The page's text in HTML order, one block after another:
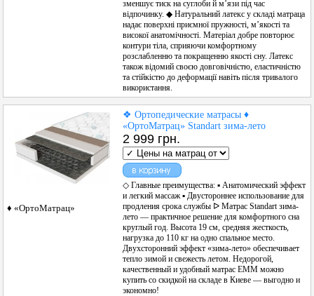
зменшує тиск на суглоби й м’язи під час
відпочинку. ◆ Натуральний латекс у складі матраца
надає поверхні приємної пружності, м’якості та
високої анатомічності. Матеріал добре повторює
контури тіла, сприяючи комфортному
розслабленню та покращенню якості сну. Латекс
також відомий своєю довговічністю, еластичністю
та стійкістю до деформації навіть після тривалого
використання.
♦ «ОртоМатрац»
❖ Ортопедические матрасы ♦
«ОртоМатрац» Standart зима-лето
2 999 грн.
◇ Главные преимущества: ▪︎ Анатомический эффект
и легкий массаж ▪︎ Двустороннее использование для
продления срока службы ᐅ Матрас Standart зима-
лето — практичное решение для комфортного сна
круглый год. Высота 19 см, средняя жесткость,
нагрузка до 110 кг на одно спальное место.
Двухсторонний эффект «зима-лето» обеспечивает
тепло зимой и свежесть летом. Недорогой,
качественный и удобный матрас ЕММ можно
купить со скидкой на складе в Киеве — выгодно и
экономно!